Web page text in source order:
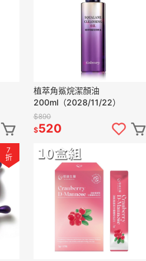
植萃角鯊烷潔顏油
200ml（2028/11/22）
$890
$520
7
折